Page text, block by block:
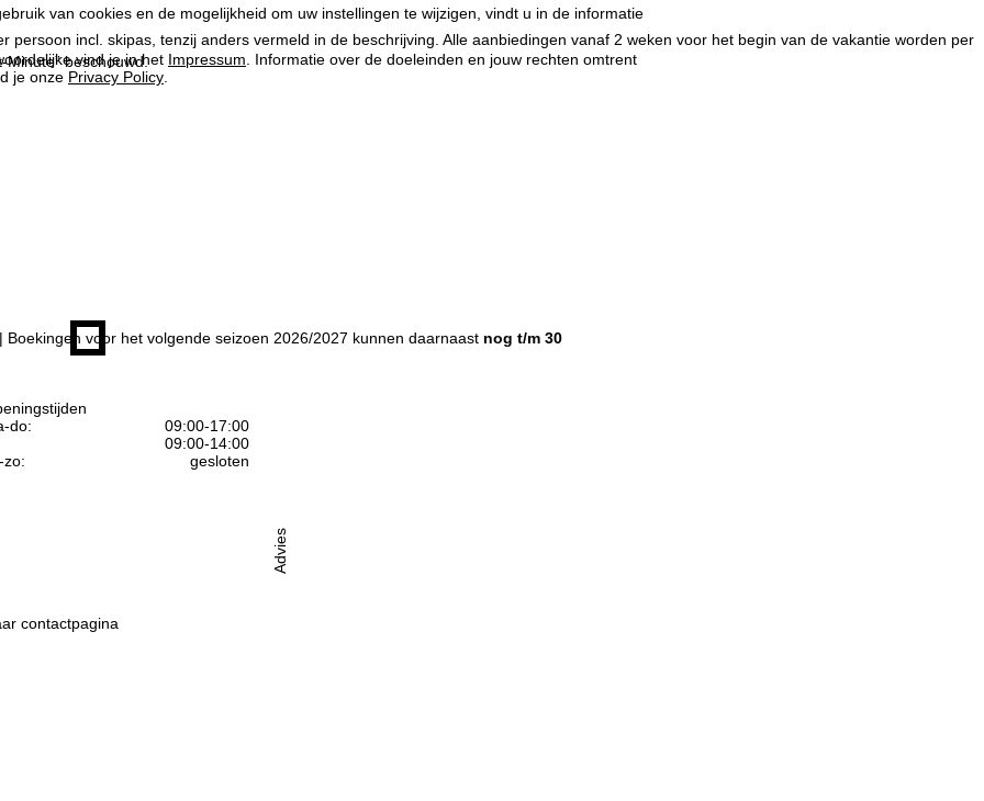
van cookies en de mogelijkheid om uw instellingen te wijzigen, vindt u in de informatie
vind je in het Impressum . Informatie over de doeleinden en jouw rechten omtrent
je onze Privacy Policy
do:
09:00-17:00
09:00-14:00
zo:
gesloten
contactpagina
Advies
persoon incl. skipas, tenzij anders vermeld in de beschrijving. Alle aanbiedingen vanaf 2 weken voor het begin van de vakantie worden per
Minute” beschouwd.
Boekingen voor het volgende seizoen 2026/2027 kunnen daarnaast nog t/m 30